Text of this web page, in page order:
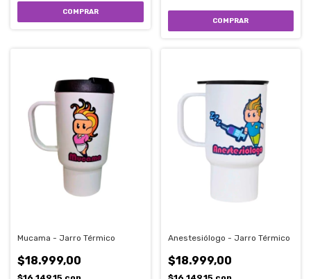
Mucama - Jarro Térmico
$18.999,00
Anestesiólogo - Jarro Térmico
$18.999,00